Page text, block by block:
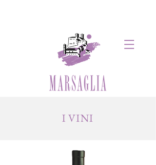
I VINI